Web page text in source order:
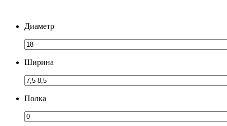
Диаметр
Ширина
Полка